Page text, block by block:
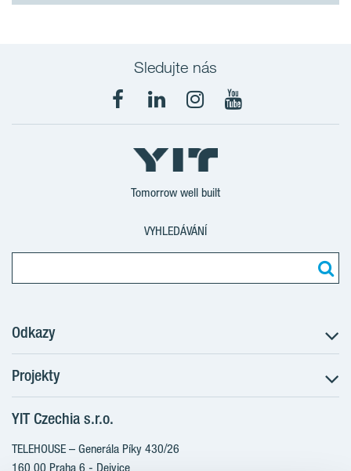
Sledujte nás
Tomorrow well built
VYHLEDÁVÁNÍ
Odkazy
Postup koupě
Klientské změny
Aktuality
Blog
Projekty
RANTA Barrandov III
RANTA Barrandov IV
TOIVO Roztyly II
YIT Czechia s.r.o.
TELEHOUSE – Generála Píky 430/26
160 00 Praha 6 - Dejvice